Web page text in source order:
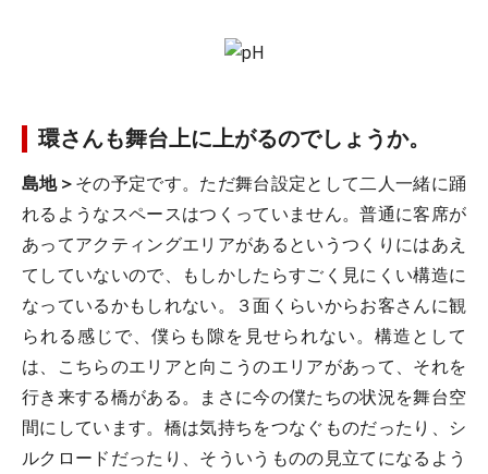
環さんも舞台上に上がるのでしょうか。
島地＞ その予定です。ただ舞台設定として二人一緒に踊
れるようなスペースはつくっていません。普通に客席が
あってアクティングエリアがあるというつくりにはあえ
てしていないので、もしかしたらすごく見にくい構造に
なっているかもしれない。３面くらいからお客さんに観
られる感じで、僕らも隙を見せられない。構造として
は、こちらのエリアと向こうのエリアがあって、それを
行き来する橋がある。まさに今の僕たちの状況を舞台空
間にしています。橋は気持ちをつなぐものだったり、シ
ルクロードだったり、そういうものの見立てになるよう